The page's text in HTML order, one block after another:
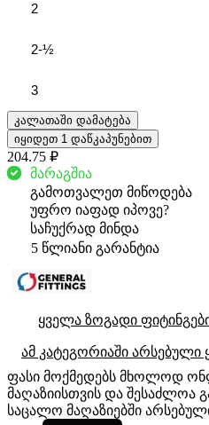
2
2-½
3
კალათაში დამატება
იყიდეთ 1 დაწკაპუნებით
204.75 ₽
მარაგშია
გამოთვალეთ მიწოდება
უფრო იაფად იპოვე?
საჩუქრად მინდა
5 წლიანი გარანტია
ყველა ზოგადი
ამ კატეგორიაში არსებული
ფასი მოქმედებს მხოლოდ
მაღაზიისთვის და შესაძლოა
საცალო მაღაზიებში